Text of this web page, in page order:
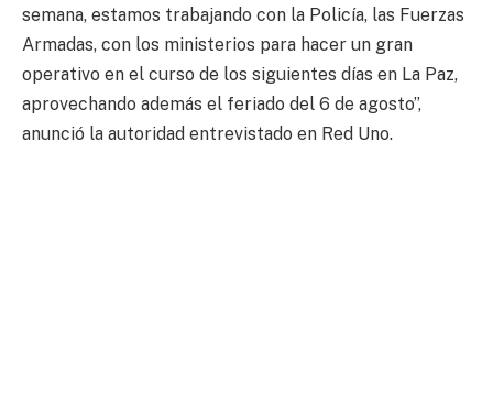
semana, estamos trabajando con la Policía, las Fuerzas
Armadas, con los ministerios para hacer un gran
operativo en el curso de los siguientes días en La Paz,
aprovechando además el feriado del 6 de agosto”,
anunció la autoridad entrevistado en Red Uno.